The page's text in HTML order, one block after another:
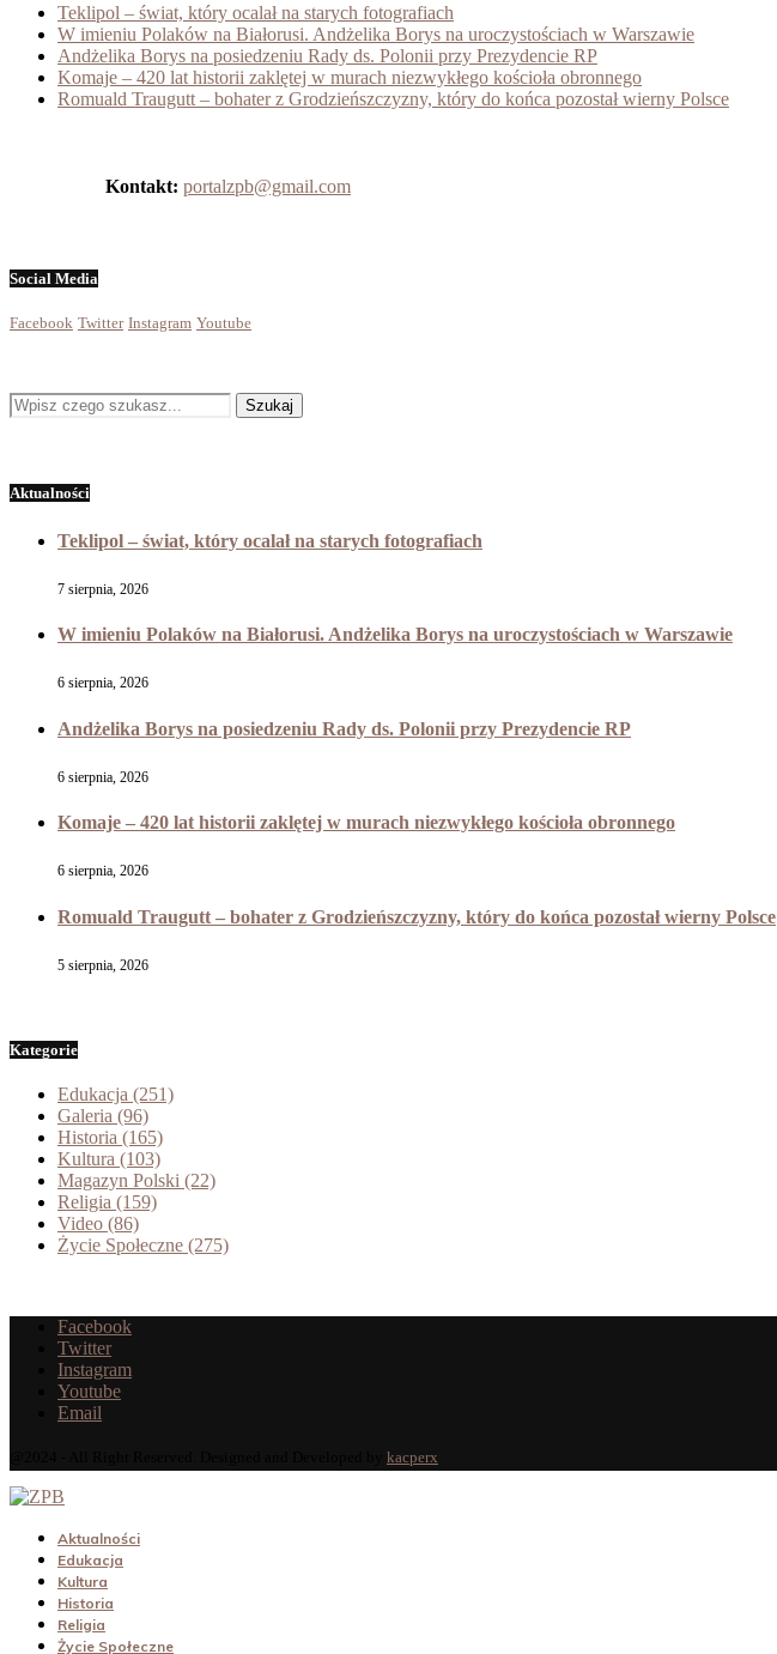
Teklipol – świat, który ocalał na starych fotografiach
W imieniu Polaków na Białorusi. Andżelika Borys na uroczystościach w Warszawie
Andżelika Borys na posiedzeniu Rady ds. Polonii przy Prezydencie RP
Komaje – 420 lat historii zaklętej w murach niezwykłego kościoła obronnego
Romuald Traugutt – bohater z Grodzieńszczyzny, który do końca pozostał wierny Polsce
Kontakt: portalzpb@gmail.com
Social Media
Facebook Twitter Instagram Youtube
Aktualności
Teklipol – świat, który ocalał na starych fotografiach
7 sierpnia, 2026
W imieniu Polaków na Białorusi. Andżelika Borys na uroczystościach w Warszawie
6 sierpnia, 2026
Andżelika Borys na posiedzeniu Rady ds. Polonii przy Prezydencie RP
6 sierpnia, 2026
Komaje – 420 lat historii zaklętej w murach niezwykłego kościoła obronnego
6 sierpnia, 2026
Romuald Traugutt – bohater z Grodzieńszczyzny, który do końca pozostał wierny Polsce
5 sierpnia, 2026
Kategorie
Edukacja (251)
Galeria (96)
Historia (165)
Kultura (103)
Magazyn Polski (22)
Religia (159)
Video (86)
Życie Społeczne (275)
Facebook
Twitter
Instagram
Youtube
Email
kacperx
Aktualności
Edukacja
Kultura
Historia
Religia
Życie Społeczne